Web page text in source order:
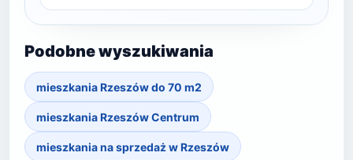
Podobne wyszukiwania
mieszkania Rzeszów do 70 m2
mieszkania Rzeszów Centrum
mieszkania na sprzedaż w Rzeszów